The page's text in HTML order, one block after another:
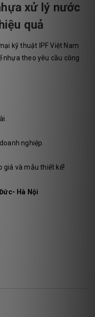
xử lý nước
quả
kỹ thuật IPF Việt Nam
nhựa theo yêu cầu công
nghiệp.
giá và mẫu thiết kế!
Hà Nội